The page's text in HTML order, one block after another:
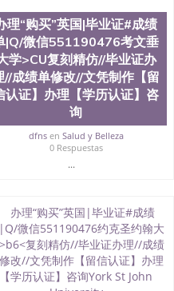
是美西地区的公立大学之一
著名综合性公立大学，它以极
教育质量，被《福克斯》杂
生前往求学。 至今，这是一
为美国本科教育质量的核心
生大多可以在其所处地域的
许多相应科系的实习机会。无
据着加州所有大学中的地理位
地区为全美的重要科技中心。
的学生来此就读。其有名的
性肯定及好评；而各种大学部
7、快递给客户（国内顺丰，国
实存档可查，存档。 2、留学
证办理，存档可查，终身受用
物质科学院、教育学院、工
科学学院等。学校的教育学
生们提供本科、硕士及博士学
理“购买”英国|毕业证#成绩
|Q/微信551190476考文垂
学>CU复刻精仿//毕业证办
//成绩单修改//文凭制作【留
认证】办理【学历认证】咨
询
dfnsen Salud y Belleza
0 Respuestas
...